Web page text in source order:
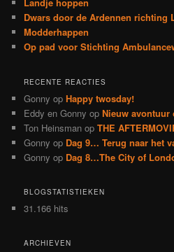
Landje hoppen
Dwars door de Ardennen richting
Modderhappen
Op pad voor Stichting
RECENTE REACTIES
Gonny opHappy twosday!
Eddy en Gonny opNieuw avontuur
Ton Heinsman opTHE
Gonny op Dag 9… Terug naar het
Gonny op Dag 8…The City of
BLOGSTATISTIEKEN
31.166 hits
ARCHIEVEN